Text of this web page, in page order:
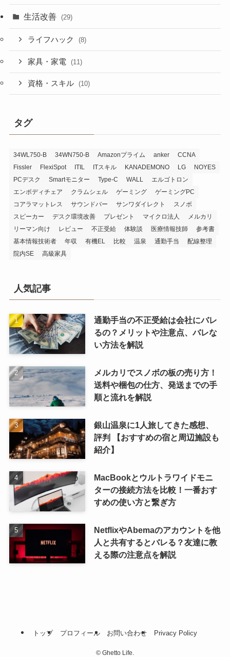
生活改善 (29)
ライフハック (8)
家具・家電 (11)
資格・スキル (10)
タグ
34WL750-B 34WN750-B Amazonプライム anker
CCNA
Fissler
FlexiSpot ITIL ITスキル KANADEMONO LG
NOYES
PCデスク
Smartモニター Type-C WALL
エルゴトロン
エンボディチェア
クラムシェル ゲーミング
ゲーミングPC
コアラマットレス
サウンドバー サンワダイレクト
スノボ
スピーカー
デスク環境改善 プレゼント マイクロ法人
メルカリ
リーマン向け
レビュー 不正受給 体験談 医療情報技師
参考書
基本情報技術者
年収 有機EL 比較 温泉 通勤手当
配線整理
院内SE
高級家具
人気記事
通勤手当の不正受給は会社にバレ
るの？メリットや注意点、バレな
い方法を解説
メルカリでスノボの板の売り方！
送料や梱包の仕方、発送までの手
順と流れを解説
銀山温泉に1人旅してきた感想、
評判 【おすすめの宿と周辺施設も
紹介】
MacBookとウルトラワイドモニ
ターの接続方法を比較！一番おす
すめの使い方と繋ぎ方
NetflixやAbemaのアカウントを他
人と共有するとバレる？友達に教
える際の注意点を解説
トップ プロフィール お問い合わせ Privacy Policy
© Ghetto Life.